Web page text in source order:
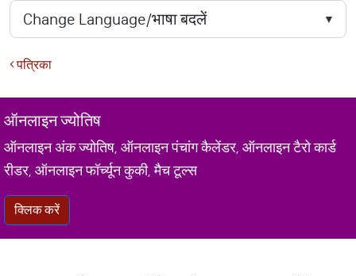
पत्रिका
ऑनलाइन ज्योतिष
ऑनलाइन अंक ज्योतिष, ऑनलाइन पंचांग कैलेंडर, ऑनलाइन टैरो कार्ड
रीडर, ऑनलाइन फॉर्च्यून कुकी, मैच टूल्स
क्लिक करें